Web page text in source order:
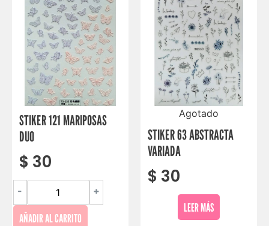
STIKER 121 MARIPOSAS
DUO
$ 30
- +
AÑADIR AL CARRITO
Agotado
STIKER 63 ABSTRACTA
VARIADA
$ 30
LEER MÁS